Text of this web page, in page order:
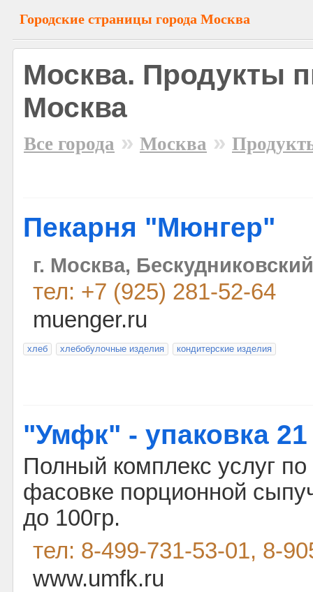
Городские страницы города Москва
Москва. Продукты
Москва
Все города » Москва »
Пекарня "Мюнгер"
г. Москва,
тел: +7 (925) 281-52-64
muenger.ru
хлеб хлебобулочные изделия кондитерские изделия
"Умфк" - упаковка 21
Полный комплекс услуг по
фасовке порционной
до 100гр.
тел: 8-499-731-53-01, 8-
www.umfk.ru